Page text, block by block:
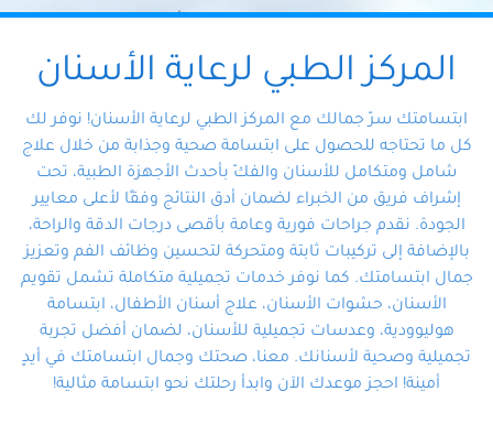
احتياجات الأسنان تحت سقف واحد،
وتضمن لك حلاً شاملًا لجميع
المتخصص ذوي الخبرة، ستجد نفسك
في أيد أمينة تلبي احتياجاتك بكل
احترافية ودقة.
المركز الطبي لرعاية الأسنان
ابتسامتك سرّ جمالك مع المركز الطبي لرعاية الأسنان! نوفر لك
كل ما تحتاجه للحصول على ابتسامة صحية وجذابة من خلال علاج
شامل ومتكامل للأسنان والفكّ بأحدث الأجهزة الطبية، تحت
إشراف فريق من الخبراء لضمان أدق النتائج وفقًا لأعلى معايير
الجودة. نقدم جراحات فورية وعامة بأقصى درجات الدقة والراحة،
بالإضافة إلى تركيبات ثابتة ومتحركة لتحسين وظائف الفم وتعزيز
جمال ابتسامتك. كما نوفر خدمات تجميلية متكاملة تشمل تقويم
الأسنان، حشوات الأسنان، علاج أسنان الأطفال، ابتسامة
هوليوودية، وعدسات تجميلية للأسنان، لضمان أفضل تجربة
تجميلية وصحية لأسنانك. معنا، صحتك وجمال ابتسامتك في أيدٍ
أمينة! احجز موعدك الآن وابدأ رحلتك نحو ابتسامة مثالية!